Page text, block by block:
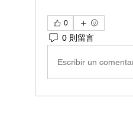
0
0 則留言
Escribir un